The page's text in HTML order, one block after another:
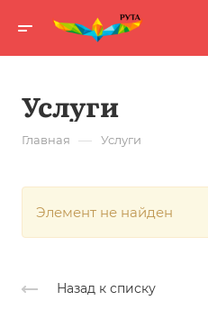
Услуги
Главная — Услуги
Элемент не найден
Назад к списку